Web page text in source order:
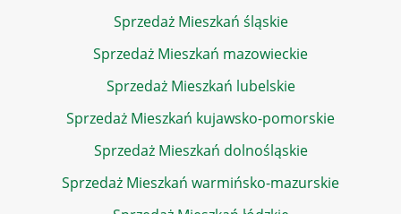
Sprzedaż Mieszkań śląskie
Sprzedaż Mieszkań mazowieckie
Sprzedaż Mieszkań lubelskie
Sprzedaż Mieszkań kujawsko-pomorskie
Sprzedaż Mieszkań dolnośląskie
Sprzedaż Mieszkań warmińsko-mazurskie